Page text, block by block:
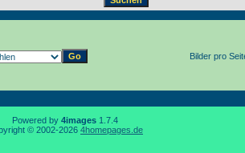
Bilder pro
Powered by 4images 1.7.4
© 2002-2026 4homepages.de